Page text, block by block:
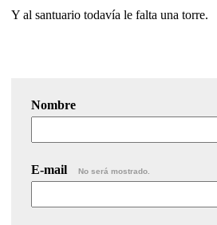
Y al santuario todavía le falta una torre.
Nombre
E-mail No será mostrado.